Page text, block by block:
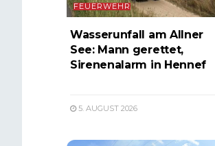
FEUERWEHR
Wasserunfall am Allner
See: Mann gerettet,
Sirenenalarm in Hennef
5. AUGUST 2026